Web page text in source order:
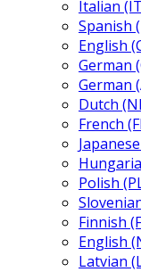
Italian
Spanish
English
German
German
Dutch
French
Japanese
Polish
Finnish
English
Latvian